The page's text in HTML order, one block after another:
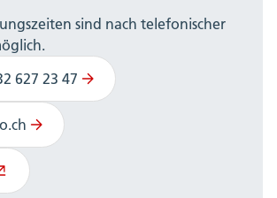
sind nach telefonischer
627 23 47